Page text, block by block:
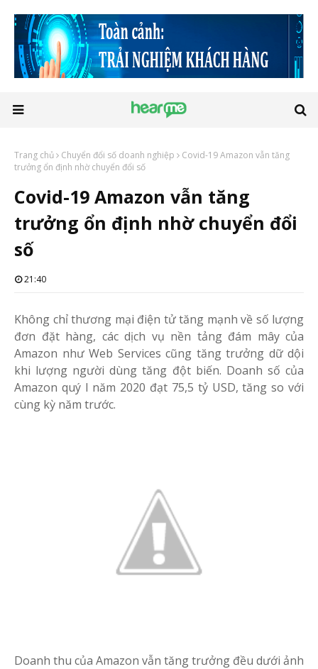
Trang chủ Chuyển đổi số doanh nghiệp
Covid-19 Amazon vẫn tăng
trưởng ổn định nhờ chuyển đổi số
Covid-19 Amazon vẫn tăng
trưởng ổn định nhờ chuyển đổi
số
21:40
Không chỉ thương mại điện tử tăng mạnh về số lượng
đơn đặt hàng, các dịch vụ nền tảng đám mây của
Amazon như Web Services cũng tăng trưởng dữ dội
khi lượng người dùng tăng đột biến. Doanh số của
Amazon quý I năm 2020 đạt 75,5 tỷ USD, tăng so với
cùng kỳ năm trước.
Doanh thu của Amazon vẫn tăng trưởng đều dưới ảnh